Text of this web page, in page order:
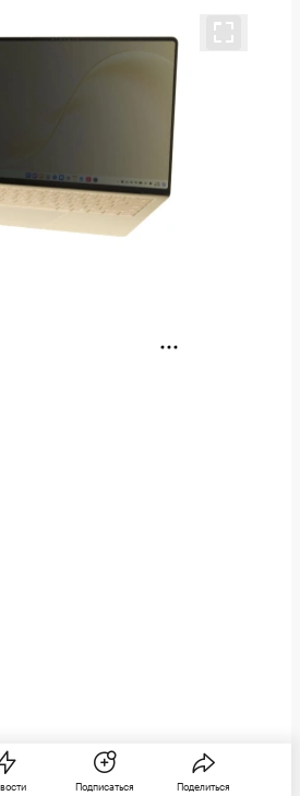
14,2‑дюймовым гибким
Подписаться Поделиться